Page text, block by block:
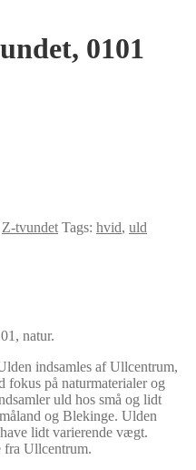
0101
Z-tvundet Tags: hvid, uld
natur.
indsamles af Ullcentrum,
fokus på naturmaterialer og
uld hos små og lidt
og Blekinge. Ulden
lidt varierende vægt.
fra Ullcentrum.